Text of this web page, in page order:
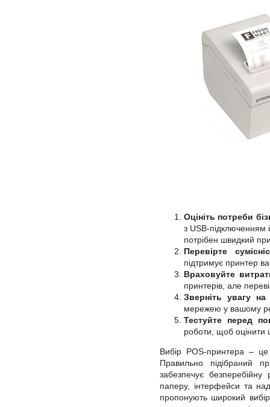
Оцініть потреби
з USB-підключенням
потрібен швидкий
Перевірте
підтримує принтер
Враховуйте
принтерів, але
Зверніть увагу на
мережею у вашому
Тестуйте перед
роботи, щоб оцінити
Вибір POS-принтера –
Правильно підібраний
забезпечує
паперу, інтерфейси та
пропонують широкий